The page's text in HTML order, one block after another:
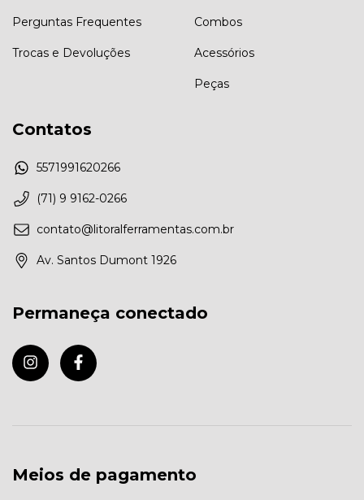
Perguntas Frequentes
Trocas e Devoluções
Combos
Acessórios
Peças
Contatos
5571991620266
(71) 9 9162-0266
contato@litoralferramentas.com.br
Av. Santos Dumont 1926
Permaneça conectado
Meios de pagamento